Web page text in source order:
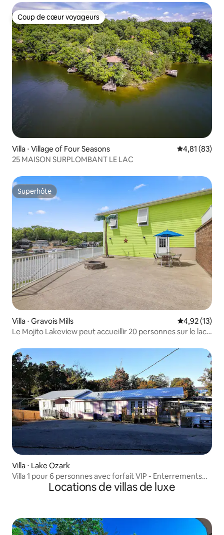
Coup de cœur voyageurs
Coup de cœur voyageurs
Villa ⋅ Village of Four Seasons Évaluation
4,81 (83)
25 MAISON SURPLOMBANT LE LAC
Superhôte
Superhôte
Villa ⋅ Gravois Mills Évaluation
4,92 (13)
Le Mojito Lakeview peut accueillir 20 personnes sur le lac
Villa ⋅ Lake Ozark
Villa 1 pour 6 personnes avec forfait VIP - Enterrements
de vie de garçon ici !Locations de villas de luxe